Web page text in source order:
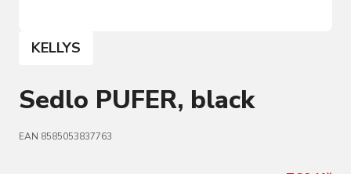
KELLYS
Sedlo PUFER, black
EAN 8585053837763